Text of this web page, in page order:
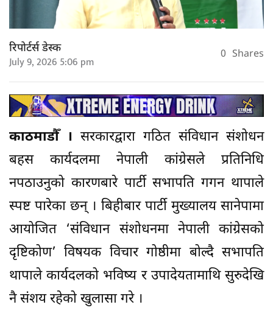
रिपोर्टर्स डेस्क
July 9, 2026 5:06 pm 0 Shares
काठमाडौँ । सरकारद्वारा गठित संविधान संशोधन
बहस कार्यदलमा नेपाली कांग्रेसले प्रतिनिधि
नपठाउनुको कारणबारे पार्टी सभापति गगन थापाले
स्पष्ट पारेका छन् । बिहीबार पार्टी मुख्यालय सानेपामा
आयोजित ‘संविधान संशोधनमा नेपाली कांग्रेसको
दृष्टिकोण’ विषयक विचार गोष्ठीमा बोल्दै सभापति
थापाले कार्यदलको भविष्य र उपादेयतामाथि सुरुदेखि
नै संशय रहेको खुलासा गरे ।